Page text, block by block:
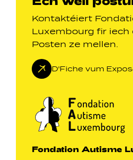
Kontaktéiert
Luxembourg fir iech
Posten ze mellen.
D'Fiche vum
Fondation Autisme